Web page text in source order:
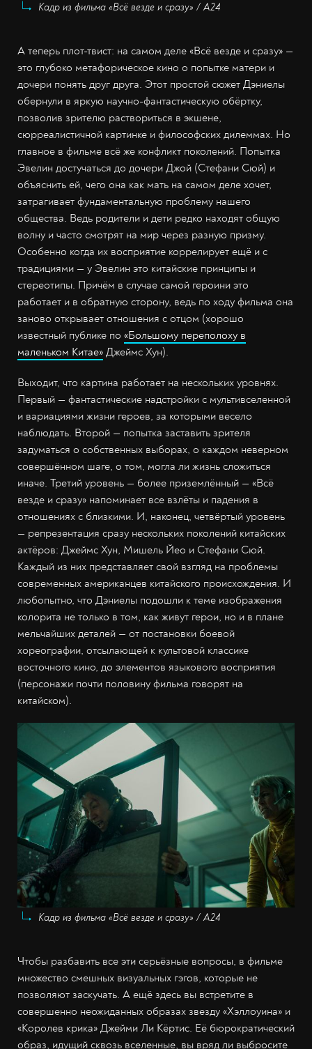
Кадр из фильма «Всё везде и сразу» / A24
А теперь плот-твист: на самом деле «Всё везде и сразу» —
это глубоко метафорическое кино о попытке матери и
дочери понять друг друга. Этот простой сюжет Дэниелы
обернули в яркую научно-фантастическую обёртку,
позволив зрителю раствориться в экшене,
сюрреалистичной картинке и философских дилеммах. Но
главное в фильме всё же конфликт поколений. Попытка
Эвелин достучаться до дочери Джой (Стефани Сюй) и
объяснить ей, чего она как мать на самом деле хочет,
затрагивает фундаментальную проблему нашего
общества. Ведь родители и дети редко находят общую
волну и часто смотрят на мир через разную призму.
Особенно когда их восприятие коррелирует ещё и с
традициями — у Эвелин это китайские принципы и
стереотипы. Причём в случае самой героини это
работает и в обратную сторону, ведь по ходу фильма она
заново открывает отношения с отцом (хорошо
известный публике по «Большому переполоху в
маленьком Китае» Джеймс Хун).
Выходит, что картина работает на нескольких уровнях.
Первый — фантастические надстройки с мультивселенной
и вариациями жизни героев, за которыми весело
наблюдать. Второй — попытка заставить зрителя
задуматься о собственных выборах, о каждом неверном
совершённом шаге, о том, могла ли жизнь сложиться
иначе. Третий уровень — более приземлённый — «Всё
везде и сразу» напоминает все взлёты и падения в
отношениях с близкими. И, наконец, четвёртый уровень
— репрезентация сразу нескольких поколений китайских
актёров: Джеймс Хун, Мишель Йео и Стефани Сюй.
Каждый из них представляет свой взгляд на проблемы
современных американцев китайского происхождения. И
любопытно, что Дэниелы подошли к теме изображения
колорита не только в том, как живут герои, но и в плане
мельчайших деталей — от постановки боевой
хореографии, отсылающей к культовой классике
восточного кино, до элементов языкового восприятия
(персонажи почти половину фильма говорят на
китайском).
Кадр из фильма «Всё везде и сразу» / A24
Чтобы разбавить все эти серьёзные вопросы, в фильме
множество смешных визуальных гэгов, которые не
позволяют заскучать. А ещё здесь вы встретите в
совершенно неожиданных образах звезду «Хэллоуина» и
«Королев крика» Джейми Ли Кёртис. Её бюрократический
образ, идущий сквозь вселенные, вы вряд ли выбросите